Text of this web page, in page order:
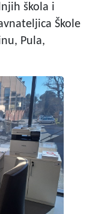
škola i
Škole
Pula,